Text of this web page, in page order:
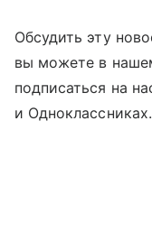
Обсудить эту
вы можете в
подписаться на
и Одноклассниках.